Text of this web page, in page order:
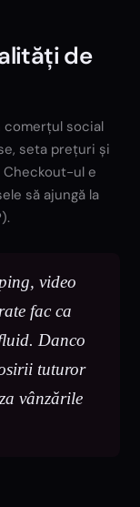
de
comerțul social
seta prețuri și
ul e
să ajungă la
video
fac ca
Danco
tuturor
vânzările